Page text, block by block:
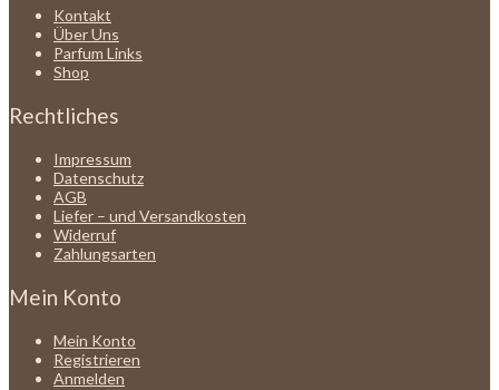
Kontakt
Über Uns
Parfum Links
Shop
Rechtliches
Impressum
Datenschutz
AGB
Liefer – und Versandkosten
Widerruf
Zahlungsarten
Mein Konto
Mein Konto
Registrieren
Anmelden